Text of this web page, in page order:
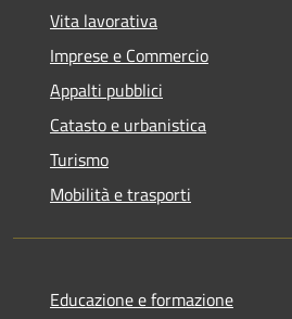
Vita lavorativa
Imprese e Commercio
Appalti pubblici
Catasto e urbanistica
Turismo
Mobilità e trasporti
Educazione e formazione